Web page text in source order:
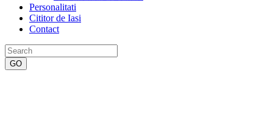
Personalitati
Cititor de Iasi
Contact